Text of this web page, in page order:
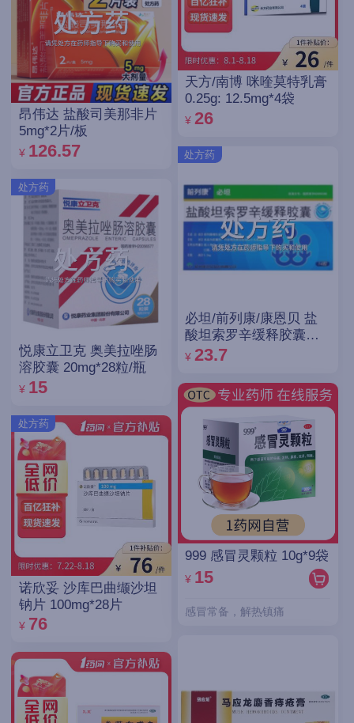
昂伟达 盐酸司美那非片
5mg*2片/板
¥ 126.57
处方药
悦康立卫克 奥美拉唑肠
溶胶囊 20mg*28粒/瓶
¥ 15
处方药
诺欣妥 沙库巴曲缬沙坦
钠片 100mg*28片
¥ 76
天方/南博 咪喹莫特乳膏
0.25g: 12.5mg*4袋
¥ 26
处方药
必坦/前列康/康恩贝 盐
酸坦索罗辛缓释胶囊
0.2mg*14粒
¥ 23.7
999 感冒灵颗粒 10g*9袋
¥ 15
感冒常备，解热镇痛